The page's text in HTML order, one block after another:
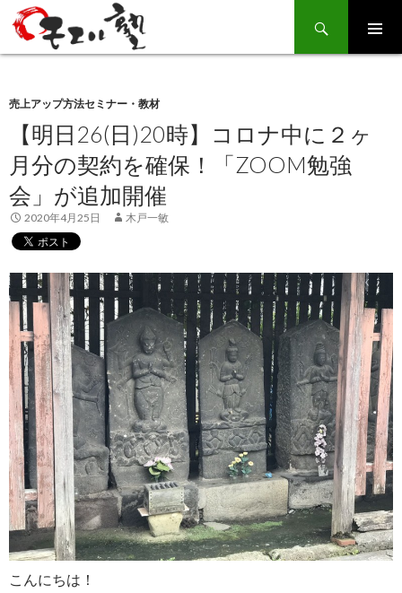
Search
SKIP
TO
売上アップ方法セミナー・教材
【明日26(日)20時】コロナ中に２ヶ
月分の契約を確保！「ZOOM勉強
会」が追加開催
2020年4月25日 木戸一敏
こんにちは！